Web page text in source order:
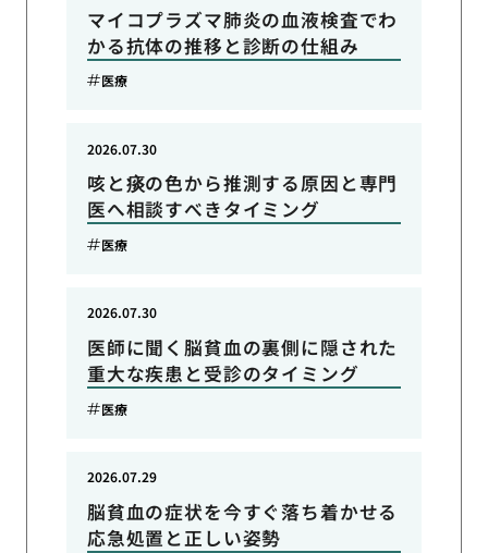
マイコプラズマ肺炎の血液検査でわ
かる抗体の推移と診断の仕組み
医療
咳と痰の色から推測する原因と専門
医へ相談すべきタイミング
2026.07.30
医療
医師に聞く脳貧血の裏側に隠された
重大な疾患と受診のタイミング
2026.07.30
医療
脳貧血の症状を今すぐ落ち着かせる
応急処置と正しい姿勢
2026.07.29